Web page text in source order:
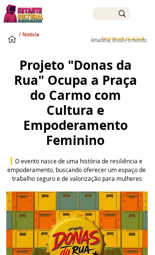
14 de mai. de 2026
Amazônia, Brasil e o mundo.
/ Notícia
Projeto "Donas da
Rua" Ocupa a Praça
do Carmo com
Cultura e
Empoderamento
Feminino
O evento nasce de uma história de resiliência e
empoderamento, buscando oferecer um espaço de
trabalho seguro e de valorização para mulheres